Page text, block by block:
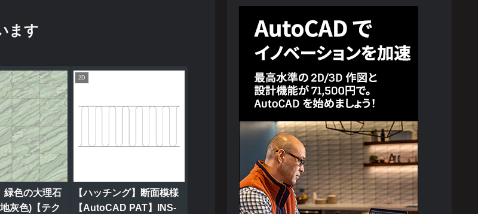
ます
緑色の大理石
灰色)【テク
2D
【ハッチング】断面模様
【AutoCAD PAT】INS-